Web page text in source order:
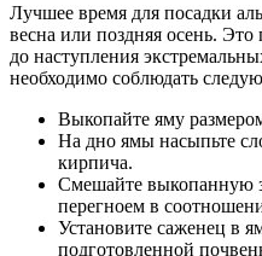
Лучшее время для посадки
весна или поздняя осень. Это
до наступления
необходимо соблюдать
Выкопайте яму
На дно ямы насыпьте
кирпича.
Смешайте выкопанную
перегноем в
Установите саженец в
подготовленной